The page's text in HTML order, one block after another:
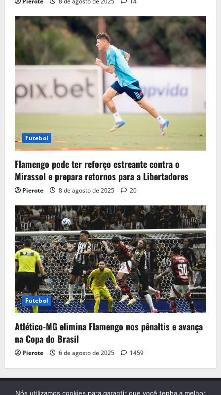
Futebol
Flamengo pode ter reforço estreante contra o
Mirassol e prepara retornos para a Libertadores
Pierote 8 de agosto de 2025 20
Futebol
Atlético-MG elimina Flamengo nos pênaltis e avança
na Copa do Brasil
Pierote 6 de agosto de 2025 1459
Início Contato Sobre nós Termo de Uso
Nós utilizamos cookies para garantir que você tenha a melhor